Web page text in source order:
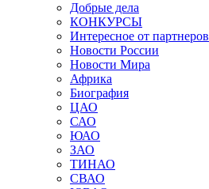
Добрые дела
КОНКУРСЫ
Интересное от партнеров
Новости России
Новости Мира
Африка
Биография
ЦАО
САО
ЮАО
ЗАО
ТИНАО
СВАО